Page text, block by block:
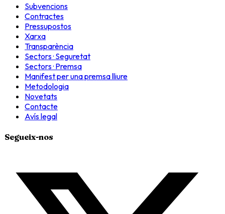
Subvencions
Contractes
Pressupostos
Xarxa
Transparència
Sectors · Seguretat
Sectors · Premsa
Manifest per una premsa lliure
Metodologia
Novetats
Contacte
Avís legal
Segueix-nos